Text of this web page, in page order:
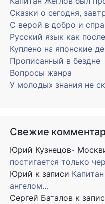
Сказки о сегодня,
С верой в добро и
Русский язык как
Куплено на японские
Прописанный в бездне
Вопросы жанра
У молодых знания не
Свежие
Юрий Кузнецов-
постигается только
Юрий к записи
ангелом…
Сергей Баталов к